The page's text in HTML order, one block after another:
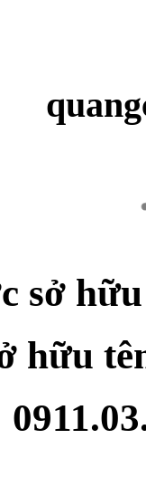
sở
hữu